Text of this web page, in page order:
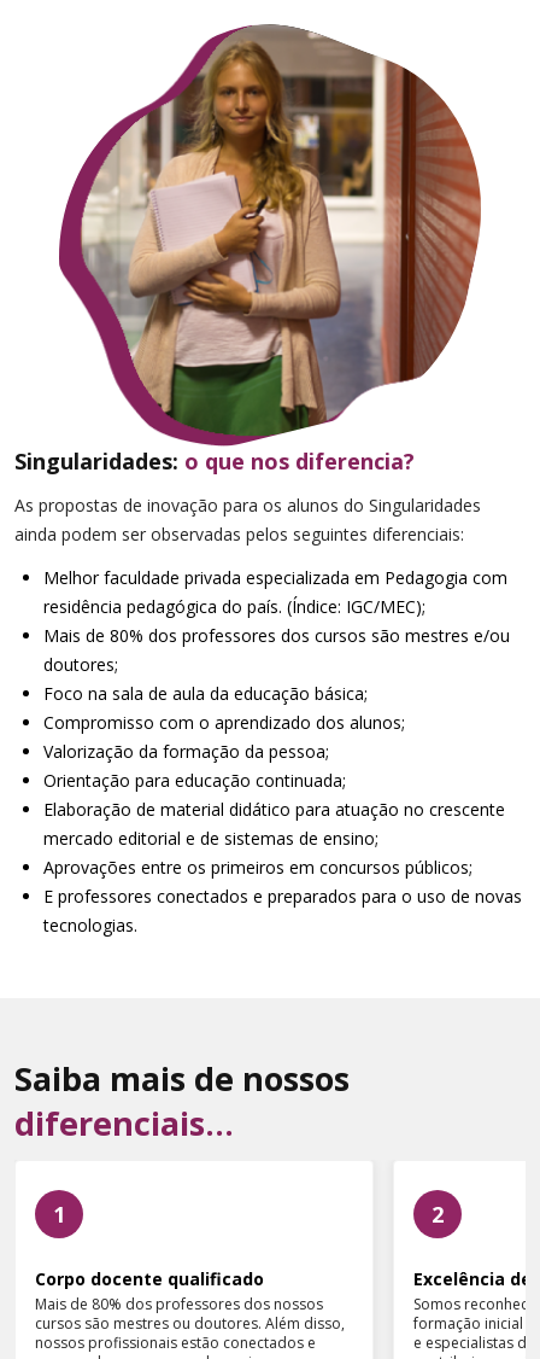
Singularidades: o que nos diferencia?
As propostas de inovação para os alunos do Singularidades
ainda podem ser observadas pelos seguintes diferenciais:
Melhor faculdade privada especializada em Pedagogia com
residência pedagógica do país. (Índice: IGC/MEC);
Mais de 80% dos professores dos cursos são mestres e/ou
doutores;
Foco na sala de aula da educação básica;
Compromisso com o aprendizado dos alunos;
Valorização da formação da pessoa;
Orientação para educação continuada;
Elaboração de material didático para atuação no crescente
mercado editorial e de sistemas de ensino;
Aprovações entre os primeiros em concursos públicos;
E professores conectados e preparados para o uso de novas
tecnologias.
Saiba mais de nossos
diferenciais...
1
Corpo docente qualificado
Mais de 80% dos professores dos nossos
cursos são mestres ou doutores. Além disso,
nossos profissionais estão conectados e
2
Excelência de
Somos
formação inicial
e especialistas